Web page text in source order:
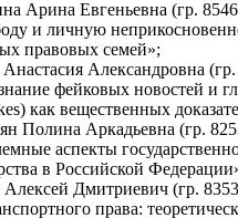
Арина Евгеньевна (гр.
и личную
правовых семей»;
Анастасия Александровна
фейковых новостей и
как вещественных
Полина Аркадьевна (гр.
аспекты
в Российской
Алексей Дмитриевич (гр.
права: